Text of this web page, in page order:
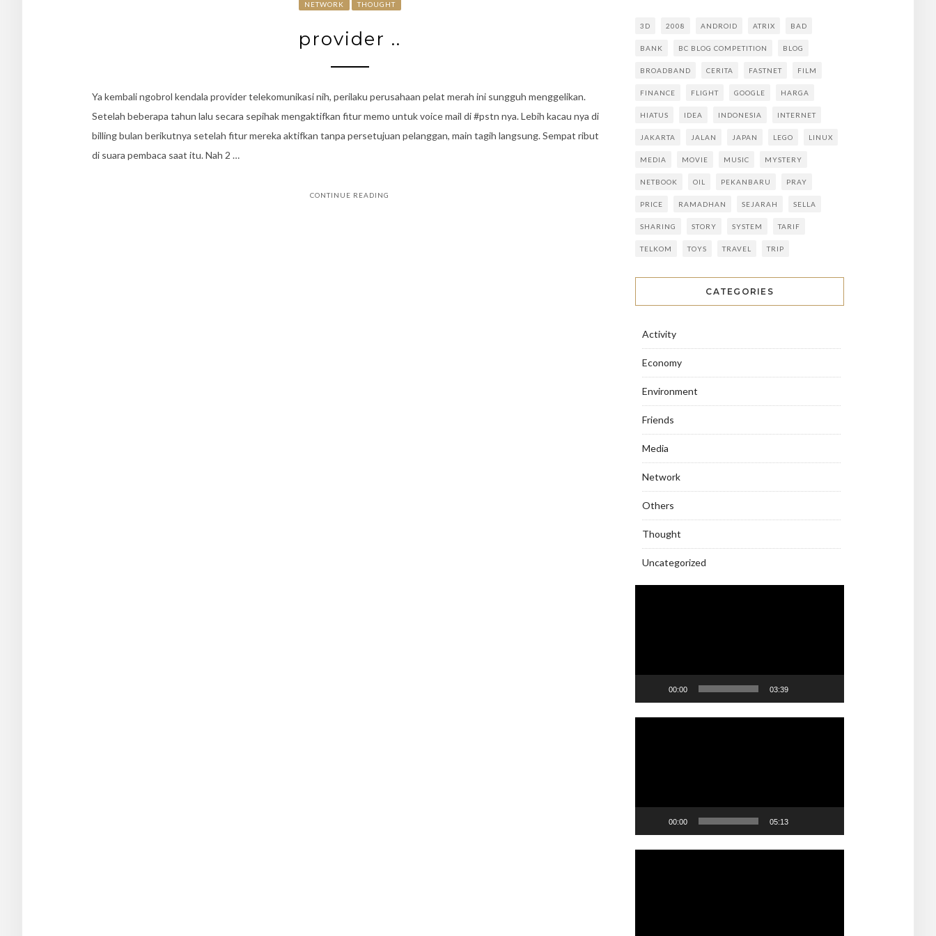
NETWORK THOUGHT
provider ..
Ya kembali ngobrol kendala provider telekomunikasi nih, perilaku perusahaan pelat merah ini sungguh menggelikan.
Setelah beberapa tahun lalu secara sepihak mengaktifkan fitur memo untuk voice mail di #pstn nya. Lebih kacau nya di
billing bulan berikutnya setelah fitur mereka aktifkan tanpa persetujuan pelanggan, main tagih langsung. Sempat ribut
di suara pembaca saat itu. Nah 2 …
CONTINUE READING
3D 2008 ANDROID ATRIX BAD
BANK BC BLOG COMPETITION BLOG
BROADBAND CERITA FASTNET FILM
FINANCE FLIGHT GOOGLE HARGA
HIATUS IDEA INDONESIA INTERNET
JAKARTA JALAN JAPAN LEGO LINUX
MEDIA MOVIE MUSIC MYSTERY
NETBOOK OIL PEKANBARU PRAY
PRICE RAMADHAN SEJARAH SELLA
SHARING STORY SYSTEM TARIF
TELKOM TOYS TRAVEL TRIP
CATEGORIES
Activity
Economy
Environment
Friends
Media
Network
Others
Thought
Uncategorized
00:00 03:39
00:00 05:13